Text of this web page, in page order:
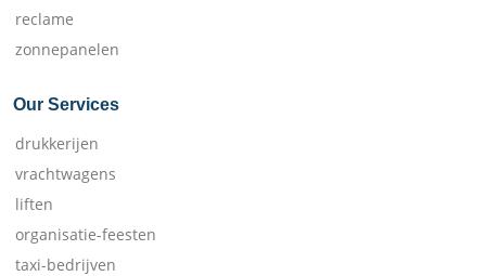
reclame
zonnepanelen
Our Services
drukkerijen
vrachtwagens
liften
organisatie-feesten
taxi-bedrijven